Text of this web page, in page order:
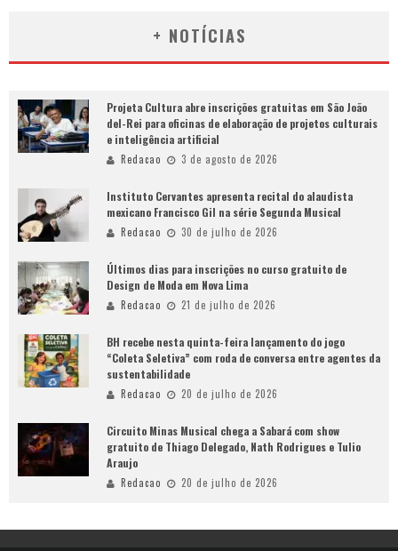
+ NOTÍCIAS
Projeta Cultura abre inscrições gratuitas em São João
del-Rei para oficinas de elaboração de projetos culturais
e inteligência artificial
Redacao 3 de agosto de 2026
Instituto Cervantes apresenta recital do alaudista
mexicano Francisco Gil na série Segunda Musical
Redacao 30 de julho de 2026
Últimos dias para inscrições no curso gratuito de
Design de Moda em Nova Lima
Redacao 21 de julho de 2026
BH recebe nesta quinta-feira lançamento do jogo
“Coleta Seletiva” com roda de conversa entre agentes da
sustentabilidade
Redacao 20 de julho de 2026
Circuito Minas Musical chega a Sabará com show
gratuito de Thiago Delegado, Nath Rodrigues e Tulio
Araujo
Redacao 20 de julho de 2026